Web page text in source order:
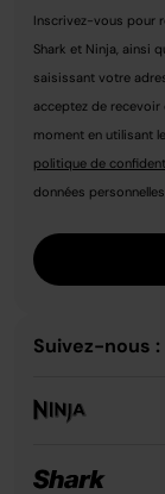
Inscrivez-vous pour
Shark et Ninja, ainsi
saisissant votre
acceptez de recevoir
moment en utilisant
politique de
données
Suivez-nous :